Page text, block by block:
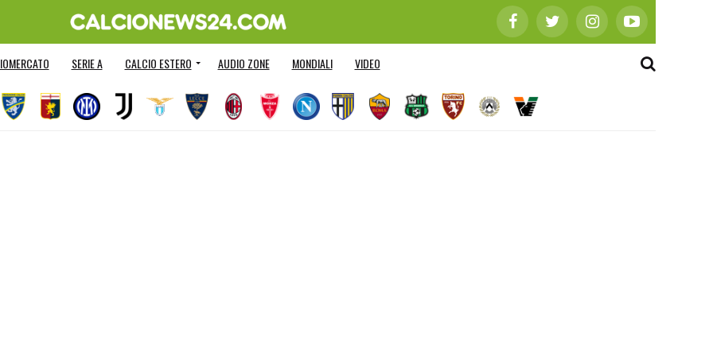
SERIE A CALCIO ESTERO AUDIO ZONE MONDIALI VIDEO